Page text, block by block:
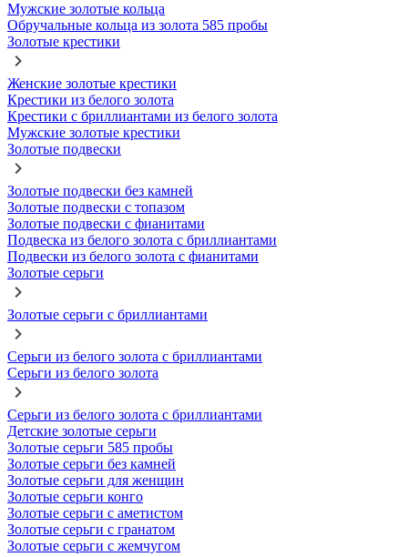
Мужские золотые кольца
Обручальные кольца из золота 585 пробы
Золотые крестики
Женские золотые крестики
Крестики из белого золота
Крестики с бриллиантами из белого золота
Мужские золотые крестики
Золотые подвески
Золотые подвески без камней
Золотые подвески с топазом
Золотые подвески с фианитами
Подвеска из белого золота с бриллиантами
Подвески из белого золота с фианитами
Золотые серьги
Золотые серьги с бриллиантами
Серьги из белого золота с бриллиантами
Серьги из белого золота
Серьги из белого золота с бриллиантами
Детские золотые серьги
Золотые серьги 585 пробы
Золотые серьги без камней
Золотые серьги для женщин
Золотые серьги конго
Золотые серьги с аметистом
Золотые серьги с гранатом
Золотые серьги с жемчугом